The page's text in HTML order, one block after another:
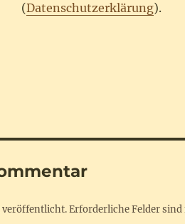
(Datenschutzerklärung).
veröffentlicht.Erforderliche Felder